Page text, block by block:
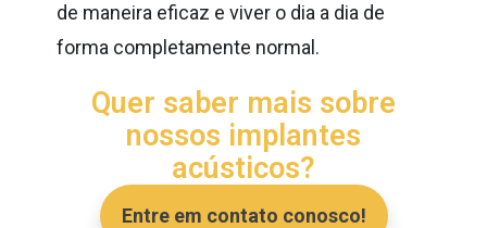
de maneira eficaz e viver o dia a dia de
forma completamente normal.
Quer saber mais sobre
nossos implantes
acústicos?
Entre em contato conosco!